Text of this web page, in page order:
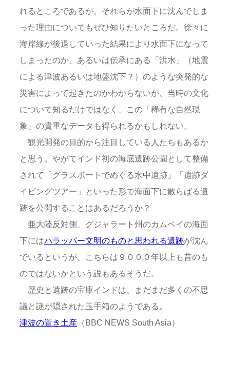
れるところであるが、それらが水面下に沈んでしま
った理由についてもぜひ知りたいところだ。徐々に
海岸線が後退していった結果により水面下になって
しまったのか、あるいは伝承にある「洪水」（地震
による津波あるいは地盤沈下？）のような突発的な
災害によって起きたのかわからないが、当時の文化
について知るだけではなく、この「稀有な自然現
象」の貴重なデータも得られるかもしれない。
観光開発の目的から注目している人たちもあるか
と思う。やがてインド初の海底遺跡公園として整備
されて「グラスボートでめぐる水中遺跡」「遺跡ダ
イビングツアー」といった形で海面下に散らばる遺
跡を公開することはあるだろうか？
亜大陸反対側、グジャラート州のカムベイの海面
下にはハラッパー文明のものと思われる遺跡が沈ん
でいるというが、こちらは９０００年以上も昔のも
のではないかという説もあるそうだ。
歴史と遺跡の宝庫インドは、まだまだ多くの不思
議と謎が隠された玉手箱のようである。
津波の置き土産 （BBC NEWS South Asia）